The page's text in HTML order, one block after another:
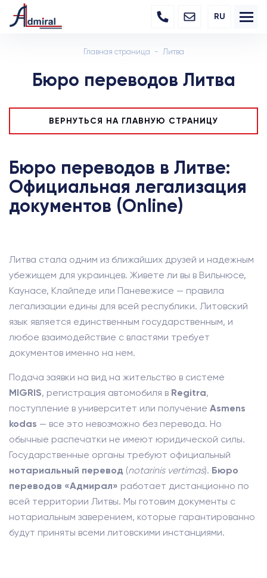
RU
Главная страница Литва
Бюро переводов Литва
ВЕРНУТЬСЯ НА ГЛАВНУЮ СТРАНИЦУ
Бюро переводов в Литве:
Официальная легализация
документов (Online)
Литва стала одним из ближайших друзей и надежным
убежищем для украинцев. Живете ли вы в Вильнюсе,
Каунасе, Клайпеде или Паневежисе — правила
легализации едины для всей республики. Литовский
язык является единственным государственным, и
любое взаимодействие с властями требует
документов именно на нем.
Подача заявки на вид на жительство в системе
MIGRIS, регистрация автомобиля в Regitra,
поступление в университет или получение Asmens
kodas — все это невозможно без перевода. Но
обычные распечатки не имеют юридической силы.
Государственные органы требуют официальный
нотариальный перевод (notarinis vertimas). Бюро
переводов «Адмирал» работает дистанционно по
всей территории Литвы. Мы готовим документы с
нотариальным заверением, которые гарантированно
будут приняты всеми литовскими инстанциями.